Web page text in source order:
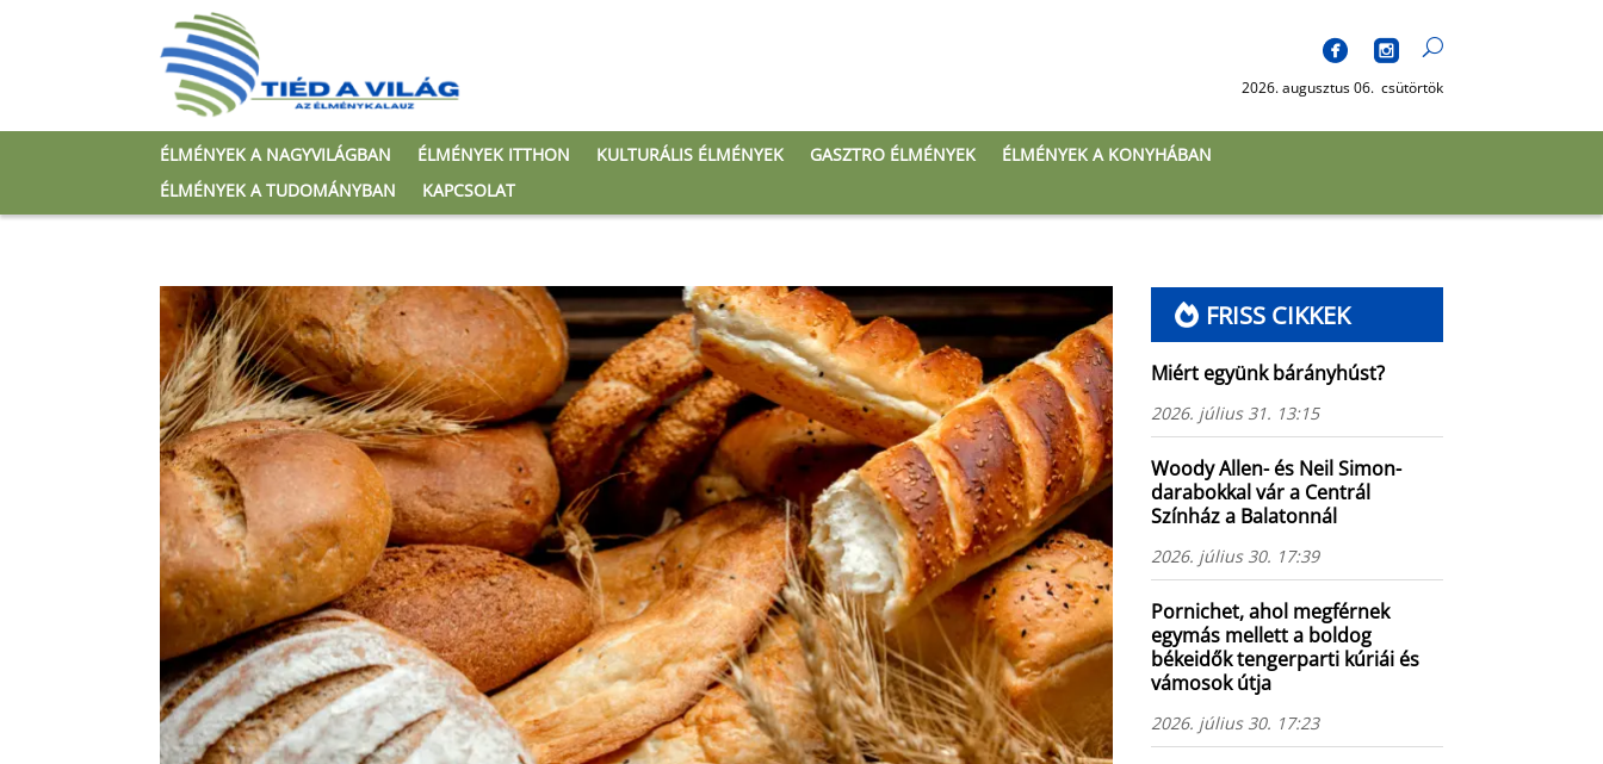
2026. augusztus 06. csütörtök
ÉLMÉNYEK A NAGYVILÁGBAN ÉLMÉNYEK ITTHON KULTURÁLIS ÉLMÉNYEK GASZTRO ÉLMÉNYEK
ÉLMÉNYEK A KONYHÁBAN
ÉLMÉNYEK A TUDOMÁNYBAN
KAPCSOLAT
FRISS CIKKEK
Miért együnk bárányhúst?
2026. július 31. 13:15
Woody Allen- és Neil Simon-
darabokkal vár a Centrál
Színház a Balatonnál
2026. július 30. 17:39
Pornichet, ahol megférnek
egymás mellett a boldog
békeidők tengerparti kúriái és
vámosok útja
2026. július 30. 17:23